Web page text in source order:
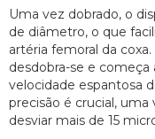
Uma vez dobrado, o
de diâmetro, o que
artéria femoral da
desdobra-se e
velocidade espantosa
precisão é crucial,
desviar mais de 15